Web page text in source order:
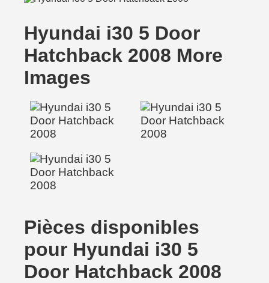
Hyundai i30 5 Door
Hatchback 2008 More
Images
Pièces disponibles
pour Hyundai i30 5
Door Hatchback 2008